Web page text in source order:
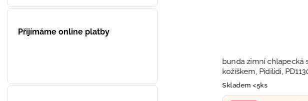
Přijímáme online platby
Skladem u dodavatele
bunda zimní chlapecká s
kožíškem, Pidilidi, PD1130, kluk
Skladem <5ks